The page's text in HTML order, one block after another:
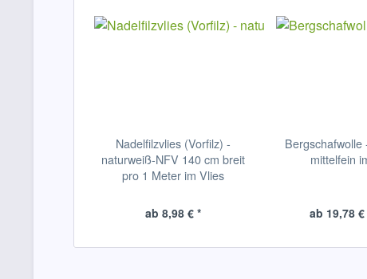
Nadelfilzvlies (Vorfilz) -
naturweiß-NFV 140 cm breit
pro 1 Meter im Vlies
ab 8,98 € *
Bergschafwolle
mittelfein
ab 19,78